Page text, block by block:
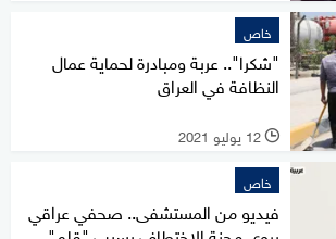
خاص
"شكرا".. عربة ومبادرة لحماية عمال
النظافة في العراق
l 12 يوليو 2021
خاص
فيديو من المستشفى.. صحفي عراقي